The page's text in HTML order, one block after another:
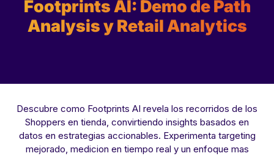
Footprints AI: Demo de Path
Analysis y Retail Analytics
Descubre como Footprints AI revela los recorridos de los
Shoppers en tienda, convirtiendo insights basados en
datos en estrategias accionables. Experimenta targeting
mejorado, medicion en tiempo real y un enfoque mas